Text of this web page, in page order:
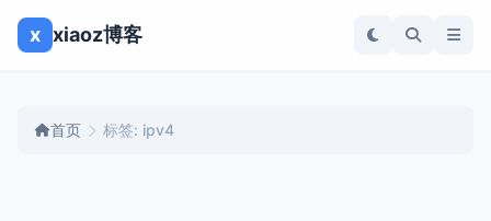
x xiaoz博客
首页 标签: ipv4